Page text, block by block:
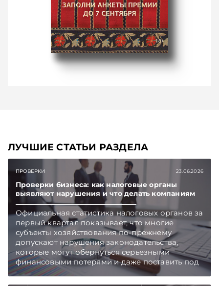
ЛУЧШИЕ СТАТЬИ РАЗДЕЛА
ПРОВЕРКИ 23.06.2026
Проверки бизнеса: как налоговые органы
выявляют нарушения и что делать компаниям
Официальная статистика налоговых органов за
первый квартал показывает, что многие
субъекты хозяйствования по-прежнему
допускают нарушения законодательства,
которые могут обернуться серьезными
финансовыми потерями и даже поставить под
угрозу дальнейшую работу компании. Какие